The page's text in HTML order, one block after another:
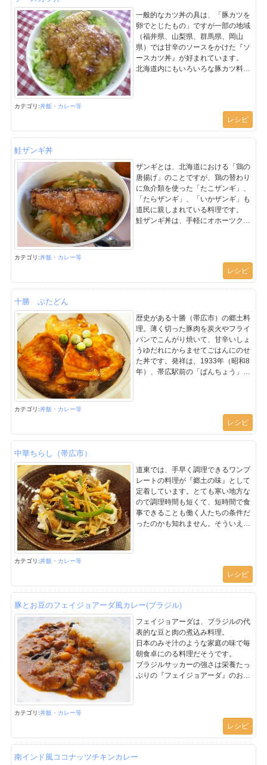
いる話題性の高いカレー料理で『札
幌ラーメン』に次ぐ名物料理となっ
ています。
一般的なカツ丼の具は、「豚カツを
卵でとじたもの」ですが一部の地域
（福井県、山梨県、群馬県、岡山
県）では甘辛のソースをかけた『ソ
ースカツ丼』が好まれています。
北海道内にもいろいろな豚カツ料理
グラスソースをかけた『エスカロッ
カテゴリ:丼飯・カレー等
レシピ
鮭ザンギ丼
ザンギとは、北海道における「鶏の
唐揚げ」のことですが、鶏の替わり
に魚介類を使った「たこザンギ」、
「たらザンギ」、「いかザンギ」も
道民に親しまれている料理です。
鮭ザンギ丼は、手軽にオホーツクの
カテゴリ:丼飯・カレー等
レシピ
十勝 ぶたどん
歴史がある十勝（帯広市）の郷土料
理。薄く切った豚肉を炭火やフライ
パンでこんがり焼いて、甘辛いしょ
うゆだれにからませてごはんにのせ
た丼です。発祥は、1933年（昭和8
年）、帯広駅前の「ぱんちょう」で
雄大な大地に恵まれ、日本有数の農
業地帯でもある十勝地方ですが、開
拓の歴史は険しいものでした。十勝
「晩成社(ばんせいしゃ)」を結成し
たのが１８８２年（明治15年）。
それから50年間開拓を続けました
が、干ばつ、長雨、寒気、病気など
で困難を極めました。「開墾のはじ
めは豚とひとつ鍋」（人と家畜が食
拓に大きな役割を果たした豚を大切
にしてきた歴史があるのです。
カテゴリ:丼飯・カレー等
レシピ
中華ちらし（帯広市）
道東では、手早く調理できるワンプ
レートの料理が『郷土の味』として
定着しています。とても寒い地方な
ので調理時間も短くて、短時間で食
事できることも働く人たちの条件だ
ったのかも知れません。そういえ
華料理店の『まかない』（従業員の
食事用に作られる料理）からと言わ
れています。
菜、イカ、ホタテ、エビなどの海産
物、豚肉を炒めて、炒り卵を加え、
白米のご飯にかけます。
味付けはあんかけ風ではなく砂糖や
醤油を使った和風味でさっぱりとし
ています。香ばしい炒め油の香りが
食欲をそそる丼です。
カテゴリ:丼飯・カレー等
レシピ
豚とお豆のフェイジョアーダ風カレー(ブラジル)
フェイジョアーダは、ブラジルの代
表的な豆と肉の煮込み料理。
日本のみそ汁のような家庭の味で毎
朝食卓にのる料理だそうです。
ブラジルサッカーの強さは栄養たっ
ぷりの『フェイジョアーダ』のおか
豆は北海道産の金時豆、小手亡豆、
黒豆を使っています。
カテゴリ:丼飯・カレー等
レシピ
南インド風ココナッツチキンカレー